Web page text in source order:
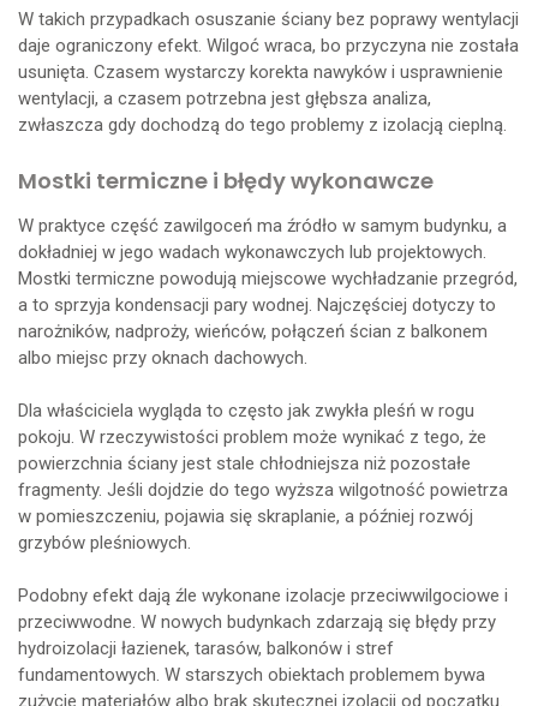
W takich przypadkach osuszanie ściany bez poprawy wentylacji
daje ograniczony efekt. Wilgoć wraca, bo przyczyna nie została
usunięta. Czasem wystarczy korekta nawyków i usprawnienie
wentylacji, a czasem potrzebna jest głębsza analiza,
zwłaszcza gdy dochodzą do tego problemy z izolacją cieplną.
Mostki termiczne i błędy wykonawcze
W praktyce część zawilgoceń ma źródło w samym budynku, a
dokładniej w jego wadach wykonawczych lub projektowych.
Mostki termiczne powodują miejscowe wychładzanie przegród,
a to sprzyja kondensacji pary wodnej. Najczęściej dotyczy to
narożników, nadproży, wieńców, połączeń ścian z balkonem
albo miejsc przy oknach dachowych.
Dla właściciela wygląda to często jak zwykła pleśń w rogu
pokoju. W rzeczywistości problem może wynikać z tego, że
powierzchnia ściany jest stale chłodniejsza niż pozostałe
fragmenty. Jeśli dojdzie do tego wyższa wilgotność powietrza
w pomieszczeniu, pojawia się skraplanie, a później rozwój
grzybów pleśniowych.
Podobny efekt dają źle wykonane izolacje przeciwwilgociowe i
przeciwwodne. W nowych budynkach zdarzają się błędy przy
hydroizolacji łazienek, tarasów, balkonów i stref
fundamentowych. W starszych obiektach problemem bywa
zużycie materiałów albo brak skutecznej izolacji od początku.